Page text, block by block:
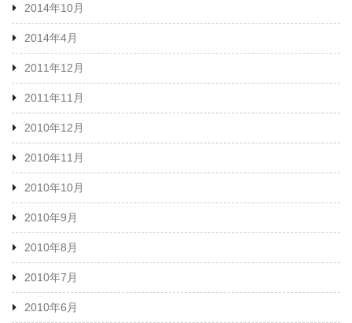
2014年10月
2014年4月
2011年12月
2011年11月
2010年12月
2010年11月
2010年10月
2010年9月
2010年8月
2010年7月
2010年6月